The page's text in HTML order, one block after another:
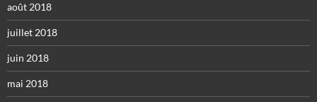
août 2018
juillet 2018
juin 2018
mai 2018